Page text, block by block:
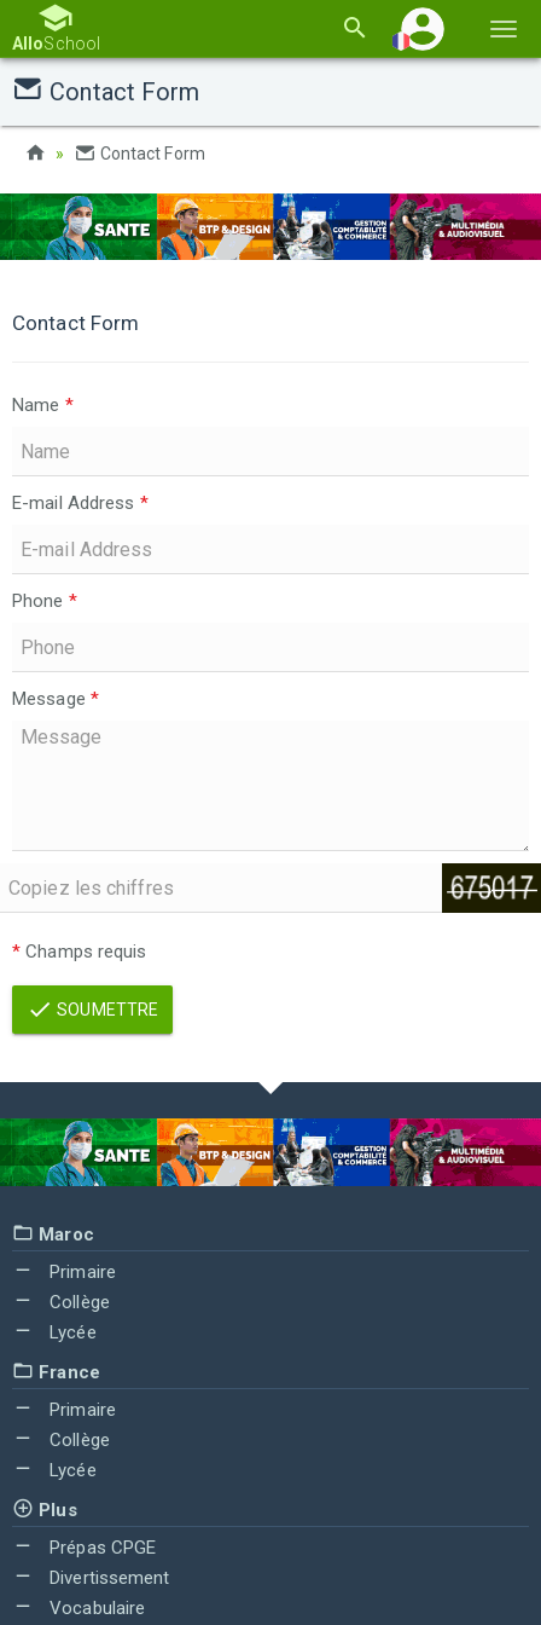
la
AlloSchool
Contact Form
Contact Form
Contact Form
Name *
E-mail Address *
Phone *
Message *
* Champs requis
SOUMETTRE
Maroc
Primaire
Collège
Lycée
France
Primaire
Collège
Lycée
Plus
Prépas CPGE
Divertissement
Vocabulaire